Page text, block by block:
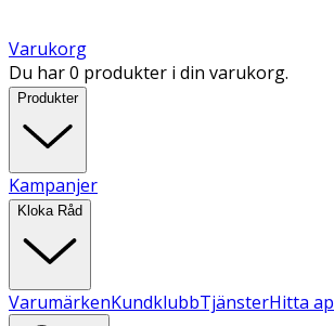
Varukorg
Du har 0 produkter i din varukorg.
Produkter
Kampanjer
Kloka Råd
VarumärkenKundklubbTjänsterHitta